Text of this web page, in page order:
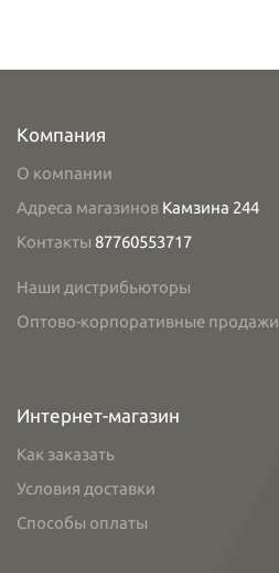
Компания
О компании
Адреса магазинов Камзина 244
Контакты 87760553717
Наши дистрибьюторы
Оптово-корпоративные продажи
Интернет-магазин
Как заказать
Условия доставки
Способы оплаты